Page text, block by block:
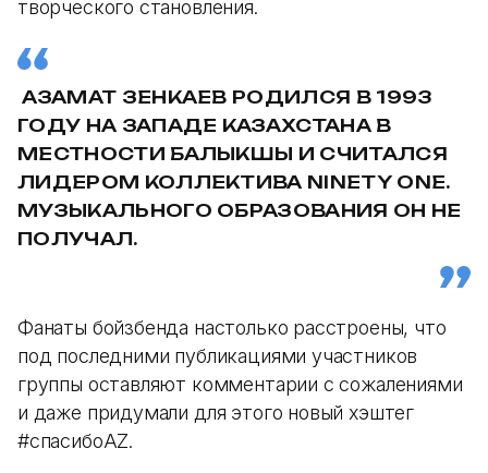
творческого становления.
АЗАМАТ ЗЕНКАЕВ РОДИЛСЯ В 1993
ГОДУ НА ЗАПАДЕ КАЗАХСТАНА В
МЕСТНОСТИ БАЛЫКШЫ И СЧИТАЛСЯ
ЛИДЕРОМ КОЛЛЕКТИВА NINETY ONE.
МУЗЫКАЛЬНОГО ОБРАЗОВАНИЯ ОН НЕ
ПОЛУЧАЛ.
Фанаты бойзбенда настолько расстроены, что
под последними публикациями участников
группы оставляют комментарии с сожалениями
и даже придумали для этого новый хэштег
#спасибоAZ.